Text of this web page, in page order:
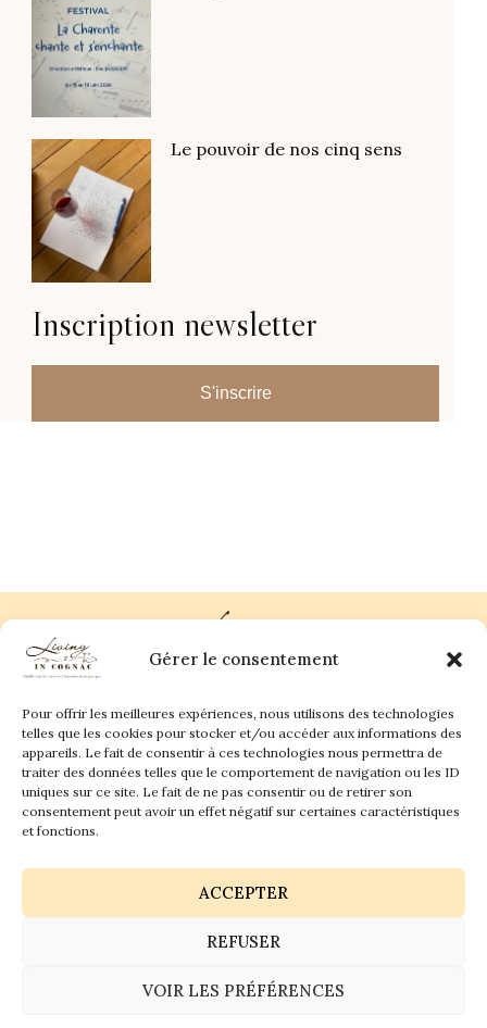
Gérer le consentement
Pour offrir les meilleures expériences, nous utilisons des technologies
telles que les cookies pour stocker et/ou accéder aux informations des
appareils. Le fait de consentir à ces technologies nous permettra de
traiter des données telles que le comportement de navigation ou les ID
uniques sur ce site. Le fait de ne pas consentir ou de retirer son
consentement peut avoir un effet négatif sur certaines caractéristiques
et fonctions.
ACCEPTER
REFUSER
VOIR LES PRÉFÉRENCES
Le pouvoir de nos cinq sens
Inscription newsletter
S'inscrire
Plan du site
Living in Cognac Land
Culture & Patrimoine
La vigne & Le verre
Newsletter
Dégustation sensorielle & Écriture
Derrière les textes
Contact
anne@livingincognac.com